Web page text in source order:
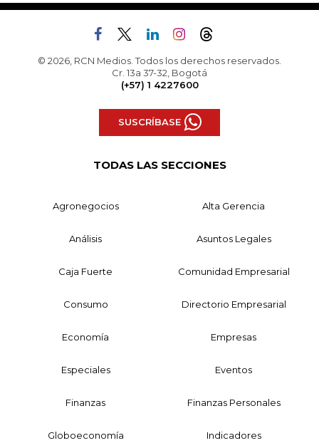
© 2026, RCN Medios. Todos los derechos reservados.
Cr. 13a 37-32, Bogotá
(+57) 1 4227600
SUSCRÍBASE
TODAS LAS SECCIONES
Agronegocios Alta Gerencia
Análisis Asuntos Legales
Caja Fuerte Comunidad Empresarial
Consumo Directorio Empresarial
Economía Empresas
Especiales Eventos
Finanzas Finanzas Personales
Globoeconomía Indicadores